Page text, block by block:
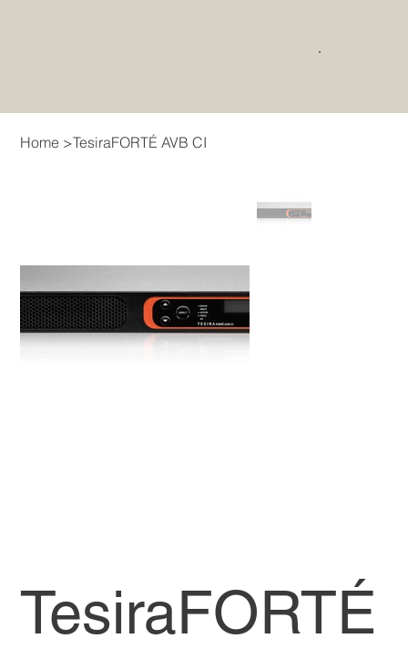
Home >TesiraFORTÉ AVB CI
TesiraFORTÉ